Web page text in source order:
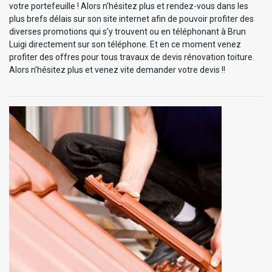
votre portefeuille ! Alors n’hésitez plus et rendez-vous dans les
plus brefs délais sur son site internet afin de pouvoir profiter des
diverses promotions qui s’y trouvent ou en téléphonant à Brun
Luigi directement sur son téléphone. Et en ce moment venez
profiter des offres pour tous travaux de devis rénovation toiture.
Alors n’hésitez plus et venez vite demander votre devis !!